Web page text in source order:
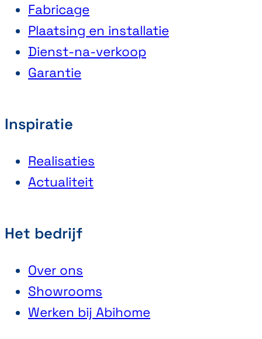
Fabricage
Plaatsing en installatie
Dienst-na-verkoop
Garantie
Inspiratie
Realisaties
Actualiteit
Het bedrijf
Over ons
Showrooms
Werken bij Abihome